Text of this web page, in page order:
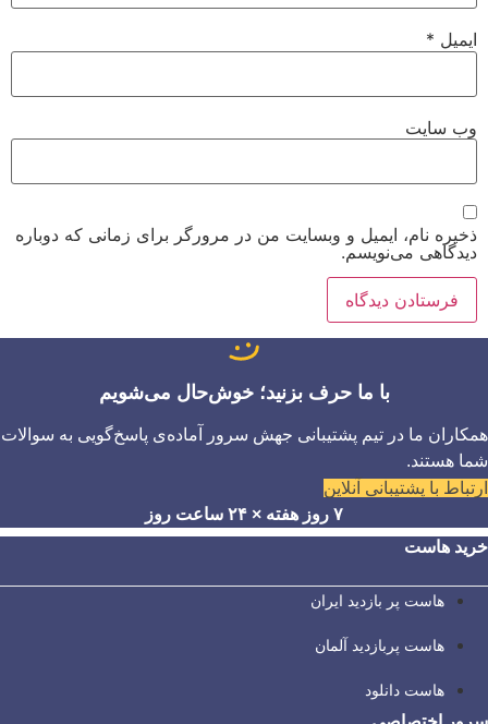
ایمیل *
وب‌ سایت
ذخیره نام، ایمیل و وبسایت من در مرورگر برای زمانی که دوباره
دیدگاهی می‌نویسم.
با ما حرف بزنید؛ خوش‌حال می‌شویم
همکاران ما در تیم پشتیبانی جهش سرور آماده‌ی پاسخ‌گویی به سوالات
شما هستند.
ارتباط با پشتیبانی آنلاین
۷ روز هفته × ۲۴ ساعت روز
خرید هاست
هاست پر بازدید ایران
هاست پربازدید آلمان
هاست دانلود